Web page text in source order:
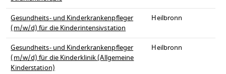
Gesundheits- und Kinderkrankenpfleger
(m/w/d) für die Kinderintensivstation
Heilbronn
Gesundheits- und Kinderkrankenpfleger
(m/w/d) für die Kinderklinik (Allgemeine
Kinderstation)
Heilbronn